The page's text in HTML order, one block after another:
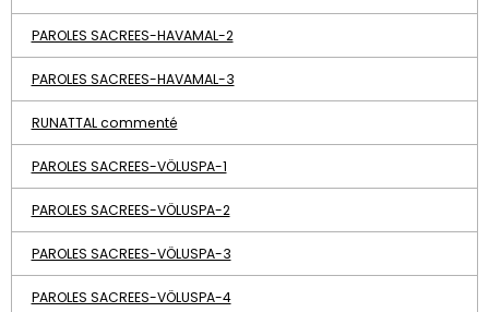
PAROLES SACREES-HAVAMAL-2
PAROLES SACREES-HAVAMAL-3
RUNATTAL commenté
PAROLES SACREES-VÖLUSPA-1
PAROLES SACREES-VÖLUSPA-2
PAROLES SACREES-VÖLUSPA-3
PAROLES SACREES-VÖLUSPA-4